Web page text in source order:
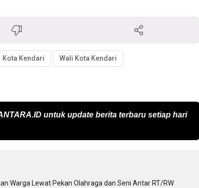
Kota Kendari Wali Kota Kendari
untuk update berita terbaru setiap hari
Warga Lewat Pekan Olahraga dan Seni Antar RT/RW